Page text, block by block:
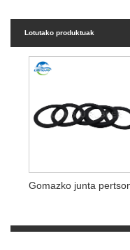
Lotutako produktuak